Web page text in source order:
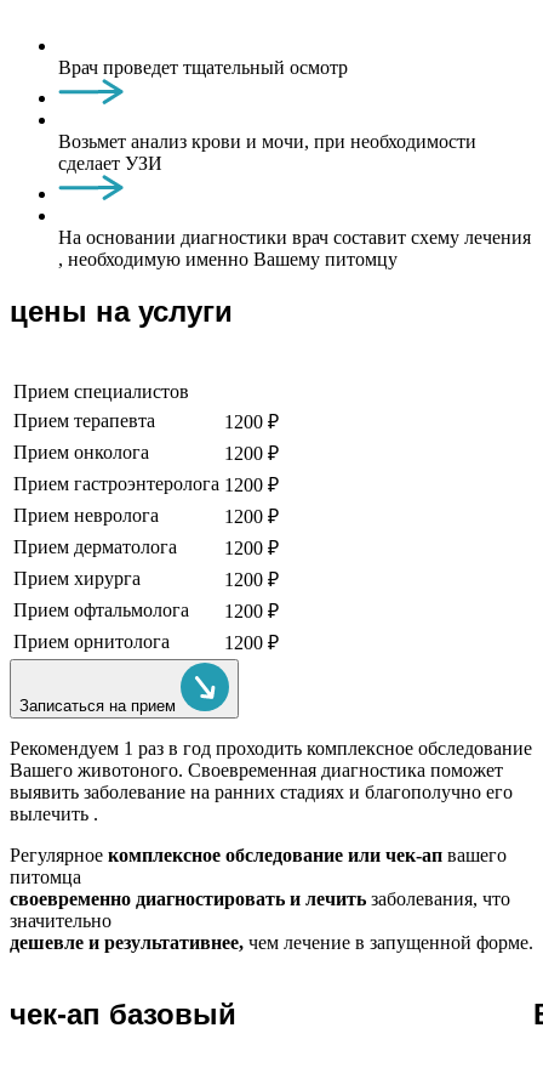
Врач проведет тщательный осмотр
Возьмет анализ крови и мочи, при необходимости
сделает УЗИ
На основании диагностики врач составит схему лечения
, необходимую именно Вашему питомцу
цены на услуги
Прием специалистов
Прием терапевта
1200 ₽
Прием онколога
1200 ₽
Прием гастроэнтеролога 1200 ₽
Прием невролога
1200 ₽
Прием дерматолога
1200 ₽
Прием хирурга
1200 ₽
Прием офтальмолога
1200 ₽
Прием орнитолога
1200 ₽
Записаться на прием
Рекомендуем 1 раз в год проходить комплексное обследование
Вашего животоного. Своевременная диагностика поможет
выявить заболевание на ранних стадиях и благополучно его
вылечить .
Регулярное комплексное обследование или чек-ап вашего
питомца
своевременно диагностировать и лечить заболевания, что
значительно
дешевле и результативнее, чем лечение в запущенной форме.
чек-ап базовый